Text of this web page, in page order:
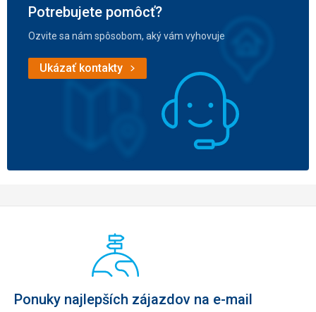
Potrebujete pomôcť?
Ozvite sa nám spôsobom, aký vám vyhovuje
Ukázať kontakty
Ponuky najlepších zájazdov na e-mail